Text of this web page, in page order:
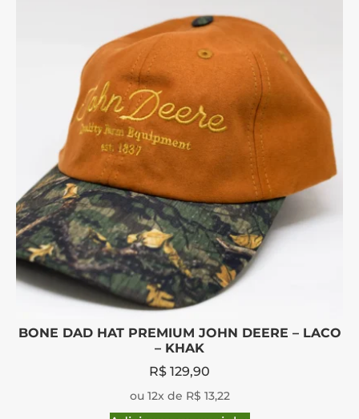
BONE DAD HAT PREMIUM JOHN DEERE – LACO
– KHAK
R$ 129,90
ou 12x de R$ 13,22